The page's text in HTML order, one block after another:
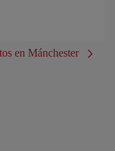
en Mánchester